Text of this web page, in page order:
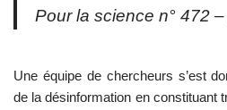
Pour la science n° 472
Une équipe de chercheurs s’est
de la désinformation en constituant